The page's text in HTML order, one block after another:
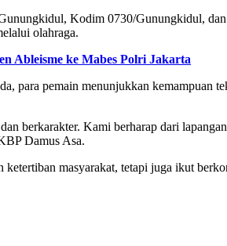
Kodim 0730/Gunungkidul,
olahraga.
Ableisme ke Mabes Polri Jakarta
para pemain menunjukkan kemampuan
berkarakter. Kami berharap dari
Damus Asa.
masyarakat, tetapi juga ikut